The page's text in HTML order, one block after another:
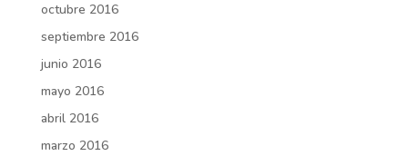
octubre 2016
septiembre 2016
junio 2016
mayo 2016
abril 2016
marzo 2016